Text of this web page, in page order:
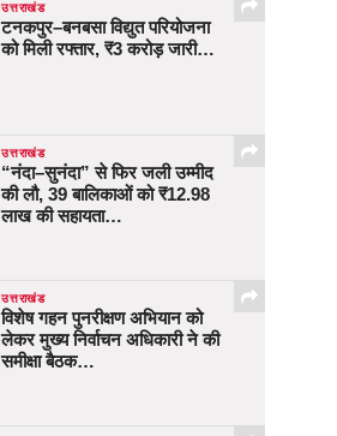
उत्तराखंड
टनकपुर–बनबसा विद्युत परियोजना
को मिली रफ्तार, ₹3 करोड़ जारी…
उत्तराखंड
“नंदा–सुनंदा” से फिर जली उम्मीद
की लौ, 39 बालिकाओं को ₹12.98
लाख की सहायता…
उत्तराखंड
विशेष गहन पुनरीक्षण अभियान को
लेकर मुख्य निर्वाचन अधिकारी ने की
समीक्षा बैठक…